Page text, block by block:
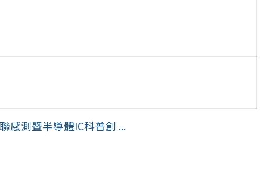
感測暨半導體IC科普創 ...